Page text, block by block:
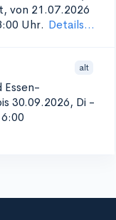
von 21.07.2026
Uhr. Details...
alt
Essen-
30.09.2026, Di -